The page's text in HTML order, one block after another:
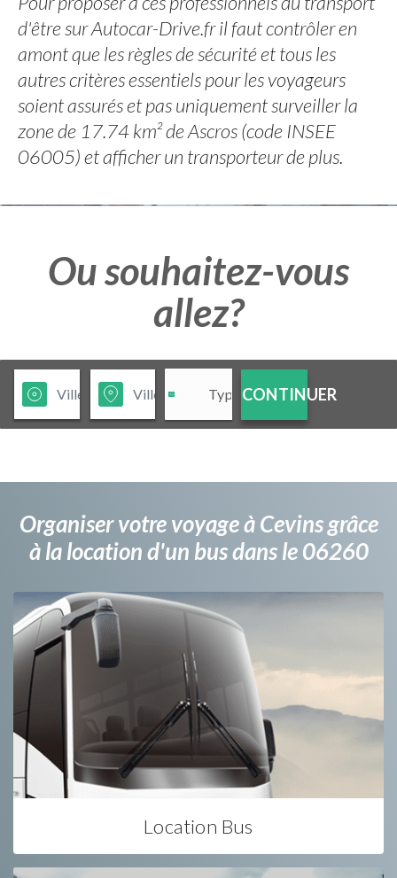
d'être sur Autocar-Drive.fr il faut contrôler en
amont que les règles de sécurité et tous les
autres critères essentiels pour les voyageurs
soient assurés et pas uniquement surveiller la
zone de 17.74 km² de Ascros (code INSEE
06005) et afficher un transporteur de plus.
Ou souhaitez-vous
allez?
CONTINUER
Organiser votre voyage à Cevins grâce
à la location d'un bus dans le 06260
Location Bus